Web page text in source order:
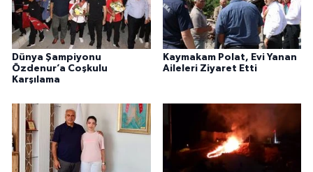
Dünya Şampiyonu
Özdenur’a Coşkulu
Karşılama
Kaymakam Polat, Evi Yanan
Aileleri Ziyaret Etti